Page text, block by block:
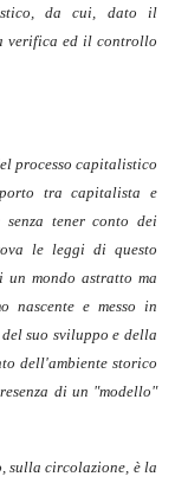
da cui, dato il
verifica ed il controllo
processo capitalistico
tra capitalista e
tener conto dei
le leggi di questo
mondo astratto ma
nascente e messo in
suo sviluppo e della
dell'ambiente storico
di un "modello"
sulla circolazione, è la